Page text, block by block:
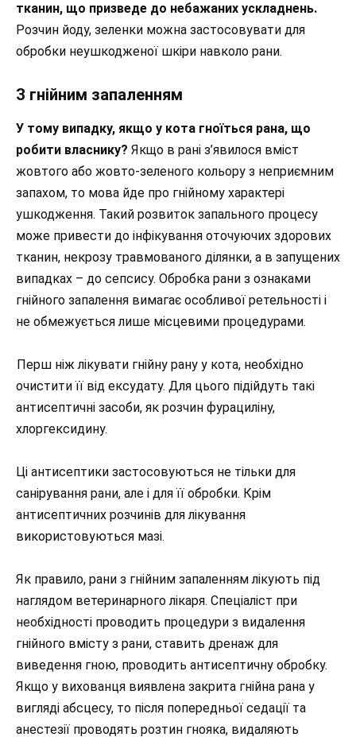
тканин, що призведе до небажаних ускладнень.
Розчин йоду, зеленки можна застосовувати для
обробки неушкодженої шкіри навколо рани.
З гнійним запаленням
У тому випадку, якщо у кота гноїться рана, що
робити власнику? Якщо в рані з’явилося вміст
жовтого або жовто-зеленого кольору з неприємним
запахом, то мова йде про гнійному характері
ушкодження. Такий розвиток запального процесу
може привести до інфікування оточуючих здорових
тканин, некрозу травмованого ділянки, а в запущених
випадках – до сепсису. Обробка рани з ознаками
гнійного запалення вимагає особливої ретельності і
не обмежується лише місцевими процедурами.
Перш ніж лікувати гнійну рану у кота, необхідно
очистити її від ексудату. Для цього підійдуть такі
антисептичні засоби, як розчин фурациліну,
хлоргексидину.
Ці антисептики застосовуються не тільки для
санірування рани, але і для її обробки. Крім
антисептичних розчинів для лікування
використовуються мазі.
Як правило, рани з гнійним запаленням лікують під
наглядом ветеринарного лікаря. Спеціаліст при
необхідності проводить процедури з видалення
гнійного вмісту з рани, ставить дренаж для
виведення гною, проводить антисептичну обробку.
Якщо у вихованця виявлена закрита гнійна рана у
вигляді абсцесу, то після попередньої седації та
анестезії проводять розтин гнояка, видаляють